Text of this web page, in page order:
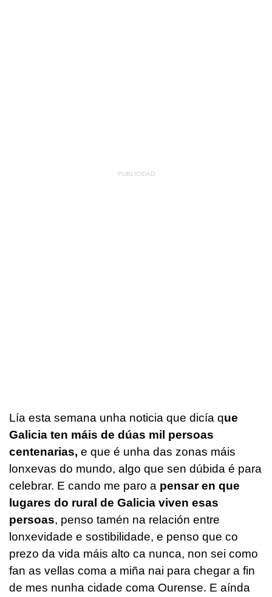
Lía esta semana unha noticia que dicía que
Galicia ten máis de dúas mil persoas
centenarias, e que é unha das zonas máis
lonxevas do mundo, algo que sen dúbida é para
celebrar. E cando me paro a pensar en que
lugares do rural de Galicia viven esas
persoas, penso tamén na relación entre
lonxevidade e sostibilidade, e penso que co
prezo da vida máis alto ca nunca, non sei como
fan as vellas coma a miña nai para chegar a fin
de mes nunha cidade coma Ourense. E aínda